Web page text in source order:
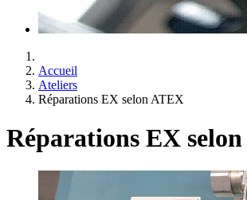
Accueil
Ateliers
Réparations EX selon ATEX
Réparations EX